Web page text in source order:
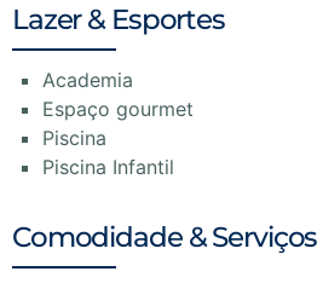
Lazer & Esportes
Academia
Espaço gourmet
Piscina
Piscina Infantil
Comodidade & Serviços